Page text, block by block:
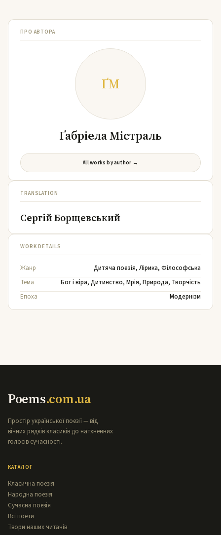
ПРО АВТОРА
ҐМ
Ґабріела Містраль
All works by author →
TRANSLATION
Сергій Борщевський
WORK DETAILS
Жанр Дитяча поезія, Лірика, Філософська
Тема
Бог і віра, Дитинство, Мрія, Природа, Творчість
Епоха
Модернізм
Poems.com.ua
Простір української поезії — від
вічних рядків класиків до натхненних
голосів сучасності.
КАТАЛОГ
Класична поезія
Народна поезія
Сучасна поезія
Всі поети
Твори наших читачів